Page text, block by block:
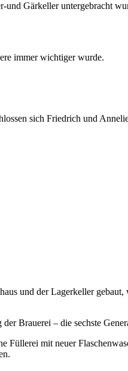
und Gärkeller untergebracht
immer wichtiger wurde.
sich Friedrich und
und der Lagerkeller
Brauerei – die sechste
Füllerei mit neuer